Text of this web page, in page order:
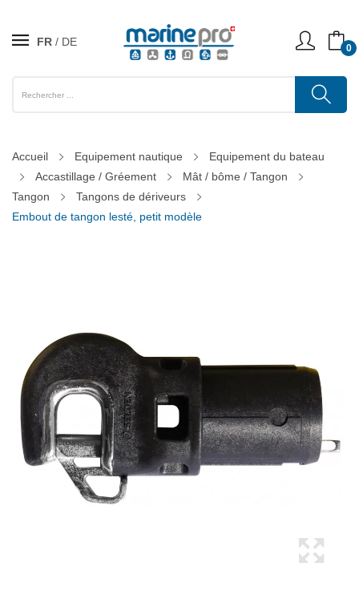
FR DE 0
Accueil Equipement nautique
Equipement du bateau
Accastillage / Gréement
Mât / bôme / Tangon
Tangon
Tangons de dériveurs
Embout de tangon lesté, petit modèle